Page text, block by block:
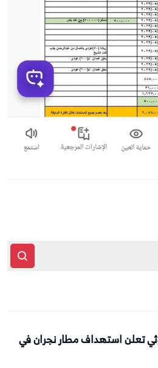
تعلن استهداف مطار نجران في